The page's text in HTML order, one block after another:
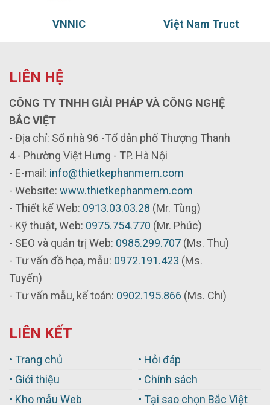
Việt Nam Truct Thủy vũ
LIÊN HỆ
CÔNG TY TNHH GIẢI PHÁP VÀ CÔNG NGHỆ
BẮC VIỆT
- Địa chỉ: Số nhà 96 -Tổ dân phố Thượng Thanh
4 - Phường Việt Hưng - TP. Hà Nội
- E-mail: info@thietkephanmem.com
- Website: www.thietkephanmem.com
- Thiết kế Web: 0913.03.03.28 (Mr. Tùng)
- Kỹ thuật, Web: 0975.754.770 (Mr. Phúc)
- SEO và quản trị Web: 0985.299.707 (Ms. Thu)
- Tư vấn đồ họa, mẫu: 0972.191.423 (Ms.
Tuyến)
- Tư vấn mẫu, kế toán: 0902.195.866 (Ms. Chi)
LIÊN KẾT
• Trang chủ
• Giới thiệu
• Kho mẫu Web
• Hỏi đáp
• Chính sách
• Tại sao chọn Bắc Việt